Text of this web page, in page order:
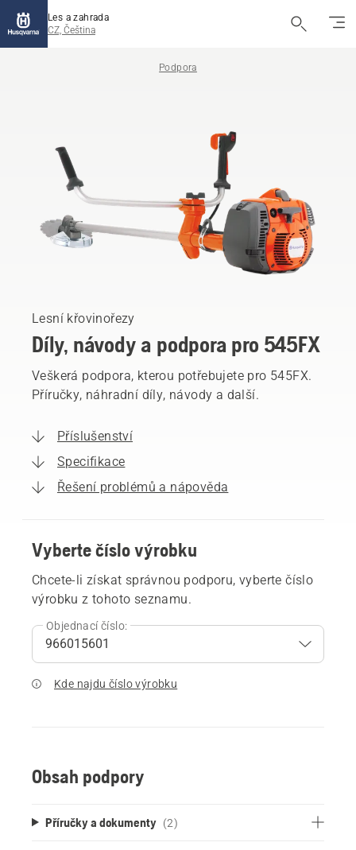
Les a zahrada
CZ, Čeština
Podpora
Lesní křovinořezy
Díly, návody a podpora pro 545FX
Veškerá podpora, kterou potřebujete pro 545FX.
Příručky, náhradní díly, návody a další.
Příslušenství
Specifikace
Řešení problémů a nápověda
Vyberte číslo výrobku
Chcete-li získat správnou podporu, vyberte číslo
výrobku z tohoto seznamu.
Objednací číslo:
Kde najdu číslo výrobku
Obsah podpory
Příručky a dokumenty (2)